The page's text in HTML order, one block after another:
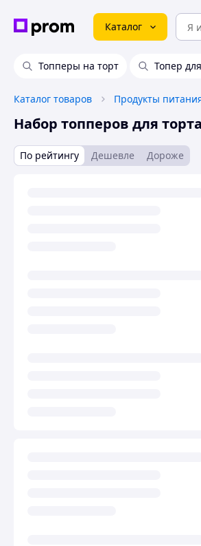
Каталог
Топперы на торт Топер
Каталог товаров Продукты
Набор топперов для торта
По рейтингу Дешевле Дороже